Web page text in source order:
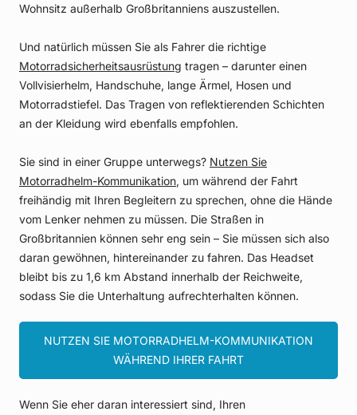
Wohnsitz außerhalb Großbritanniens auszustellen.
Und natürlich müssen Sie als Fahrer die richtige
Motorradsicherheitsausrüstung tragen – darunter einen
Vollvisierhelm, Handschuhe, lange Ärmel, Hosen und
Motorradstiefel. Das Tragen von reflektierenden Schichten
an der Kleidung wird ebenfalls empfohlen.
Sie sind in einer Gruppe unterwegs? Nutzen Sie
Motorradhelm-Kommunikation, um während der Fahrt
freihändig mit Ihren Begleitern zu sprechen, ohne die Hände
vom Lenker nehmen zu müssen. Die Straßen in
Großbritannien können sehr eng sein – Sie müssen sich also
daran gewöhnen, hintereinander zu fahren. Das Headset
bleibt bis zu 1,6 km Abstand innerhalb der Reichweite,
sodass Sie die Unterhaltung aufrechterhalten können.
NUTZEN SIE MOTORRADHELM-KOMMUNIKATION
WÄHREND IHRER FAHRT
Wenn Sie eher daran interessiert sind, Ihren